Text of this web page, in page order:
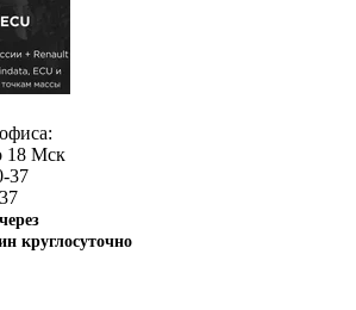
18 Мск
37
круглосуточно